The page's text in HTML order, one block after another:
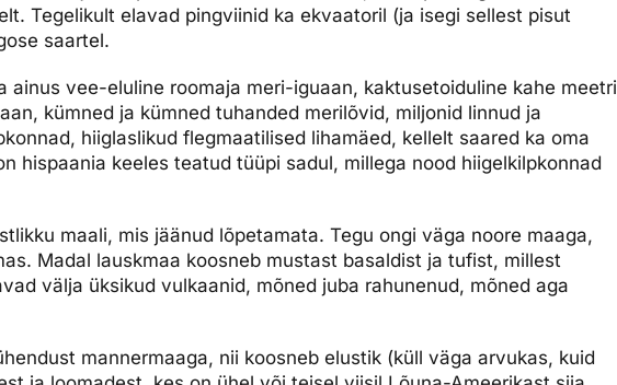
Tegelikult elavad pingviinid ka ekvaatoril (ja isegi sellest pisut
saartel.
ainus vee-eluline roomaja meri-iguaan, kaktusetoiduline kahe meetri
kümned ja kümned tuhanded merilõvid, miljonid linnud ja
hiiglaslikud flegmaatilised lihamäed, kellelt saared ka oma
hispaania keeles teatud tüüpi sadul, millega nood hiigelkilpkonnad
maali, mis jäänud lõpetamata. Tegu ongi väga noore maaga,
Madal lauskmaa koosneb mustast basaldist ja tufist, millest
välja üksikud vulkaanid, mõned juba rahunenud, mõned aga
mannermaaga, nii koosneb elustik (küll väga arvukas, kuid